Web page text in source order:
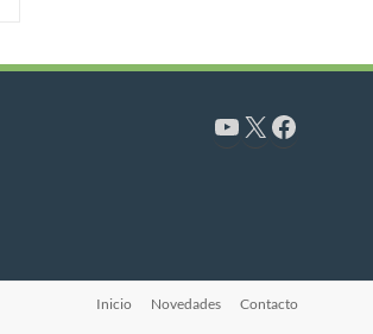
www.youtube.com/@CapacitaciónyFormaciónNeuquén X Facebook
Inicio Novedades Contacto